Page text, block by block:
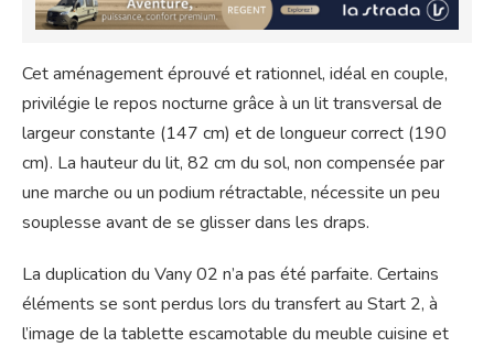
Cet aménagement éprouvé et rationnel, idéal en couple,
privilégie le repos nocturne grâce à un lit transversal de
largeur constante (147 cm) et de longueur correct (190
cm). La hauteur du lit, 82 cm du sol, non compensée par
une marche ou un podium rétractable, nécessite un peu
souplesse avant de se glisser dans les draps.
La duplication du Vany 02 n’a pas été parfaite. Certains
éléments se sont perdus lors du transfert au Start 2, à
l’image de la tablette escamotable du meuble cuisine et